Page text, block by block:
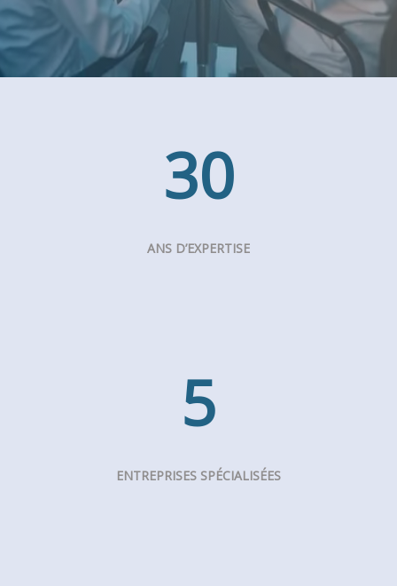
30
ANS D’EXPERTISE
5
ENTREPRISES SPÉCIALISÉES